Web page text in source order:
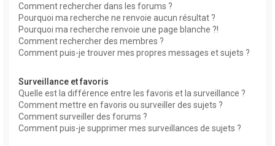
Comment rechercher dans les forums ?
Pourquoi ma recherche ne renvoie aucun résultat ?
Pourquoi ma recherche renvoie une page blanche ?!
Comment rechercher des membres ?
Comment puis-je trouver mes propres messages et sujets ?
Surveillance et favoris
Quelle est la différence entre les favoris et la surveillance ?
Comment mettre en favoris ou surveiller des sujets ?
Comment surveiller des forums ?
Comment puis-je supprimer mes surveillances de sujets ?